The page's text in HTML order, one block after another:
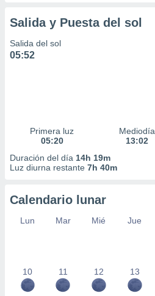
Salida y Puesta del sol
Salida del sol
05:52
Primera luz
05:20
Mediodía
13:02
Duración del día 14h 19m
Luz diurna restante 7h 40m
Calendario lunar
Lun Mar Mié Jue
10 11 12 13